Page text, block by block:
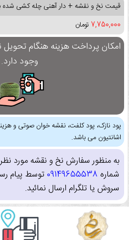
قیمت نخ و نقشه + دار آهنی چله کشی شده
7,750,000 تومان
امکان پرداخت هزینه هنگام
وجود دارد.
پود نازک، پود کلفت، نقشه خوان صوتی و
اشانتیون می باشد.
به منظور سفارش نخ و نقشه مورد
شماره 09149655538توسط پیام
سروش یا تلگرام ارسال نمائید.